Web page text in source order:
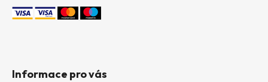
Informace pro vás